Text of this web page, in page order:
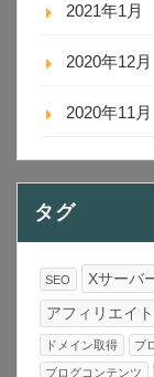
2021年1月
2020年12月
2020年11月
タグ
SEO Xサーバ
アフィリエイト
ドメイン取得 ブ
ブログコンテンツ